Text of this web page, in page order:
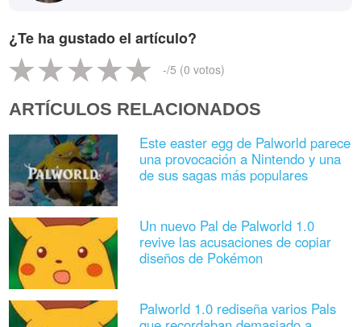
¿Te ha gustado el artículo?
-/5 (0 votos)
ARTÍCULOS RELACIONADOS
Este easter egg de Palworld parece
una provocación a Nintendo y una
de sus sagas más populares
Un nuevo Pal de Palworld 1.0
revive las acusaciones de copiar
diseños de Pokémon
Palworld 1.0 rediseña varios Pals